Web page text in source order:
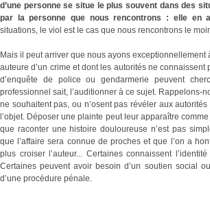
d’une personne se situe le plus souvent dans des
par la personne que nous rencontrons : elle en
situations, le viol est le cas que nous rencontrons le
Mais il peut arriver que nous ayons exceptionnellement
auteure d’un crime et dont les autorités ne connaissent
d’enquête de police ou gendarmerie peuvent
professionnel sait, l’auditionner à ce sujet. Rappelons-
ne souhaitent pas, ou n’osent pas révéler aux
l’objet. Déposer une plainte peut leur apparaître
que raconter une histoire douloureuse n’est pas
que l’affaire sera connue de proches et que l’on a
plus croiser l’auteur... Certaines connaissent
Certaines peuvent avoir besoin d’un soutien social
d’une procédure pénale.